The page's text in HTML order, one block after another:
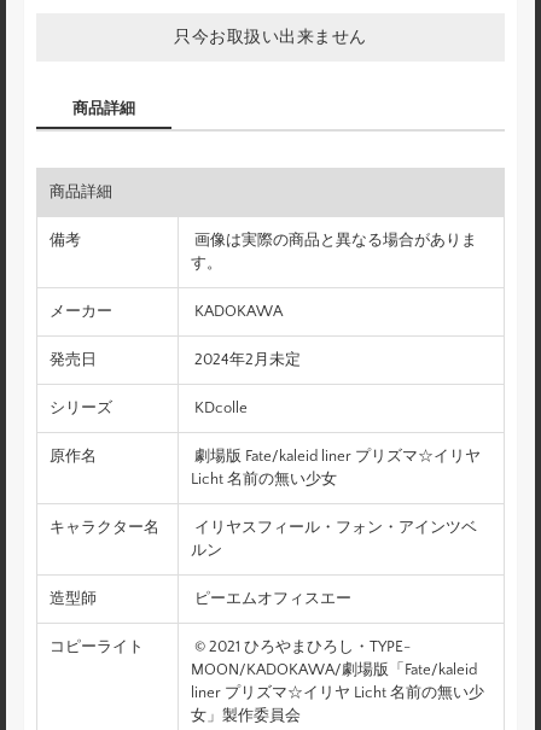
只今お取扱い出来ません
商品詳細
商品詳細
備考
画像は実際の商品と異なる場合がありま
す。
メーカー KADOKAWA
発売日 2024年2月未定
シリーズ KDcolle
原作名
劇場版 Fate/kaleid liner プリズマ☆イリヤ
Licht 名前の無い少女
キャラクター名
イリヤスフィール・フォン・アインツベ
ルン
造型師 ピーエムオフィスエー
コピーライト
© 2021 ひろやまひろし・TYPE-
MOON/KADOKAWA/劇場版「Fate/kaleid
liner プリズマ☆イリヤ Licht 名前の無い少
女」製作委員会